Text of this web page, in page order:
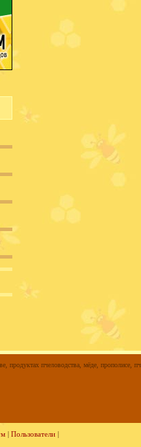
продуктах пчеловодства, мёде, прополисе,
| Пользователи |